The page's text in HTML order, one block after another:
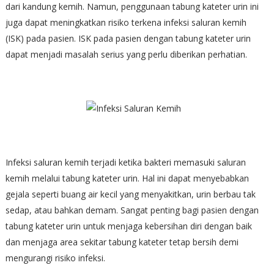
dari kandung kemih. Namun, penggunaan tabung kateter urin ini
juga dapat meningkatkan risiko terkena infeksi saluran kemih
(ISK) pada pasien. ISK pada pasien dengan tabung kateter urin
dapat menjadi masalah serius yang perlu diberikan perhatian.
Infeksi saluran kemih terjadi ketika bakteri memasuki saluran
kemih melalui tabung kateter urin. Hal ini dapat menyebabkan
gejala seperti buang air kecil yang menyakitkan, urin berbau tak
sedap, atau bahkan demam. Sangat penting bagi pasien dengan
tabung kateter urin untuk menjaga kebersihan diri dengan baik
dan menjaga area sekitar tabung kateter tetap bersih demi
mengurangi risiko infeksi.